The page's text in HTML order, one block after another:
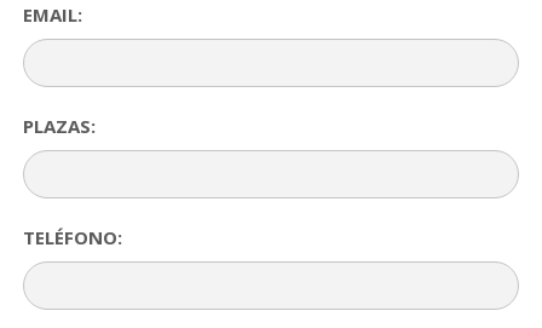
EMAIL:
PLAZAS:
TELÉFONO: